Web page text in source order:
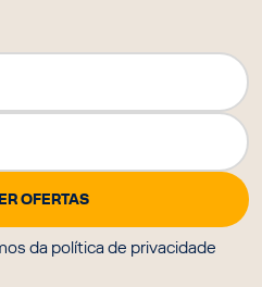
da política de privacidade